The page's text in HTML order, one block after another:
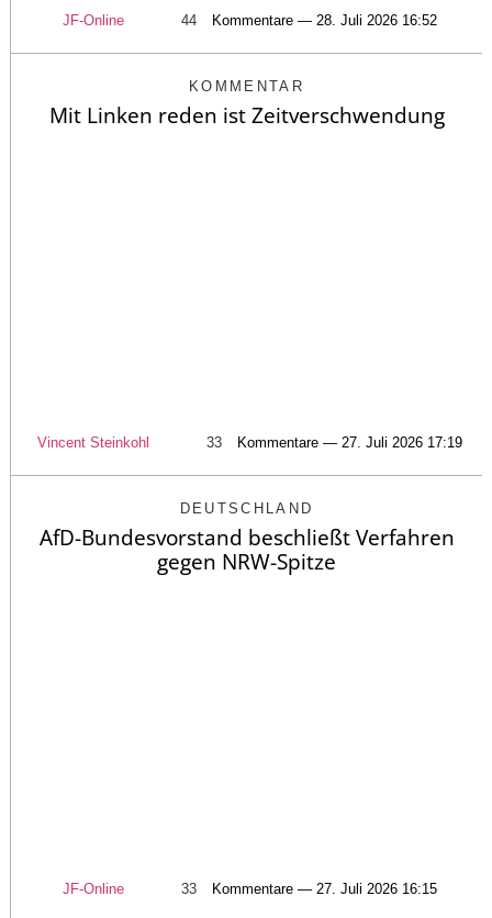
JF-Online 44 Kommentare — 28. Juli 2026 16:52
KOMMENTAR
Mit Linken reden ist Zeitverschwendung
Vincent Steinkohl 33 Kommentare — 27. Juli 2026 17:19
DEUTSCHLAND
AfD-Bundesvorstand beschließt Verfahren
gegen NRW-Spitze
JF-Online 33 Kommentare — 27. Juli 2026 16:15